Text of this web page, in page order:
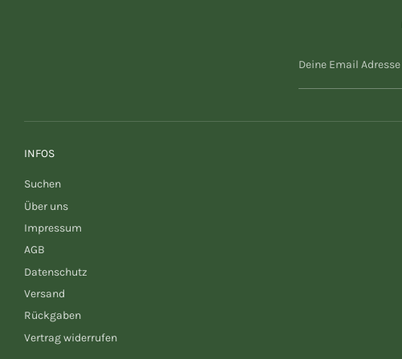
Deine Email Adresse
INFOS
Suchen
Über uns
Impressum
AGB
Datenschutz
Versand
Rückgaben
Vertrag widerrufen